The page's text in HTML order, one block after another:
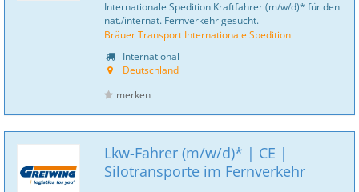
Internationale Spedition Kraftfahrer (m/w/d)* für den
nat./internat. Fernverkehr gesucht.
Bräuer Transport Internationale Spedition
International
Deutschland
merken
Lkw-Fahrer (m/w/d)* | CE |
Silotransporte im Fernverkehr